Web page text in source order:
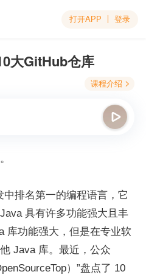
打开APP 登录
大GitHub仓库
课程介绍 

排名第一的编程语言，它
具有许多功能强大且丰
库功能强大，但是在专业软
Java 库。最近，公众
）”盘点了 10